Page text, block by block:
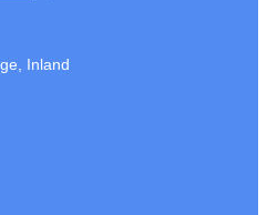
Inland